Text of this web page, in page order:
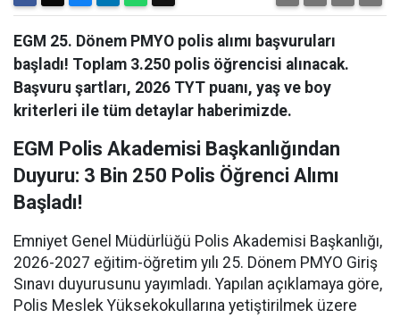
EGM 25. Dönem PMYO polis alımı başvuruları
başladı! Toplam 3.250 polis öğrencisi alınacak.
Başvuru şartları, 2026 TYT puanı, yaş ve boy
kriterleri ile tüm detaylar haberimizde.
EGM Polis Akademisi Başkanlığından
Duyuru: 3 Bin 250 Polis Öğrenci Alımı
Başladı!
Emniyet Genel Müdürlüğü Polis Akademisi Başkanlığı,
2026-2027 eğitim-öğretim yılı 25. Dönem PMYO Giriş
Sınavı duyurusunu yayımladı. Yapılan açıklamaya göre,
Polis Meslek Yüksekokullarına yetiştirilmek üzere